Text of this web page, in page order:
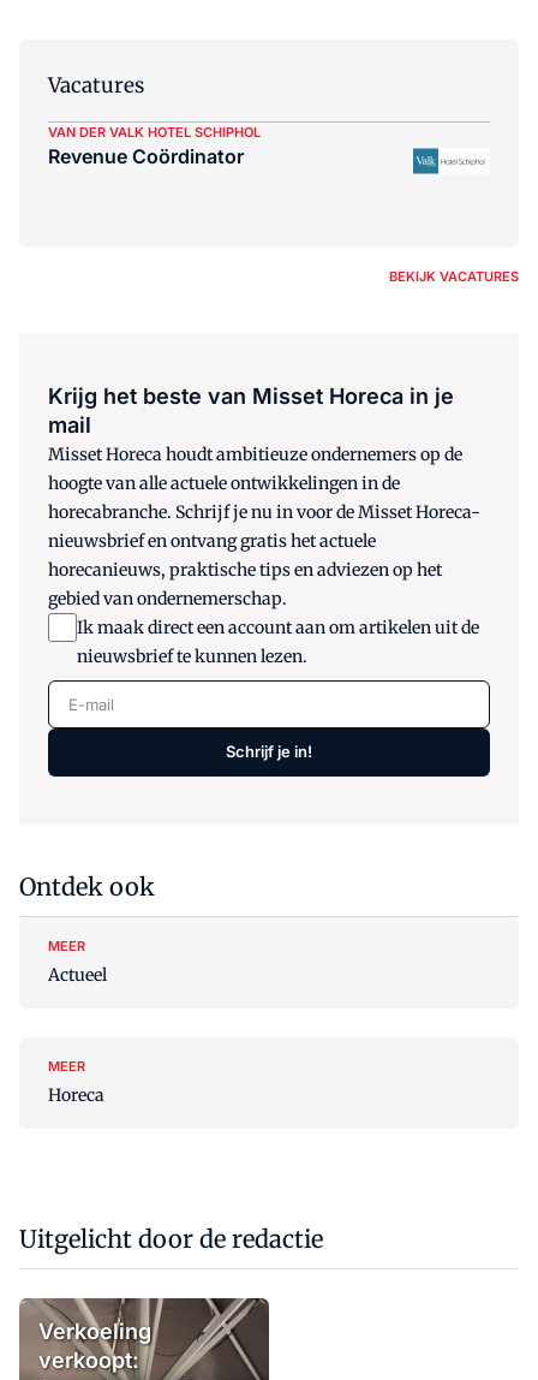
Vacatures
VAN DER VALK HOTEL SCHIPHOL
Revenue Coördinator
BEKIJK VACATURES
Krijg het beste van Misset Horeca in je
mail
Misset Horeca houdt ambitieuze ondernemers op de
hoogte van alle actuele ontwikkelingen in de
horecabranche. Schrijf je nu in voor de Misset Horeca-
nieuwsbrief en ontvang gratis het actuele
horecanieuws, praktische tips en adviezen op het
gebied van ondernemerschap.
Ik maak direct een account aan om artikelen uit de
nieuwsbrief te kunnen lezen.
E-mail
Schrijf je in!
Ontdek ook
MEER
Actueel
MEER
Horeca
Uitgelicht door de redactie
Verkoeling
verkoopt: